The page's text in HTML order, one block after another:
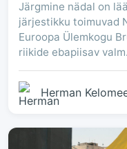
Järgmine nädal on
järjestikku toimuvad
Euroopa Ülemkogu
riikide ebapiisav
Herman